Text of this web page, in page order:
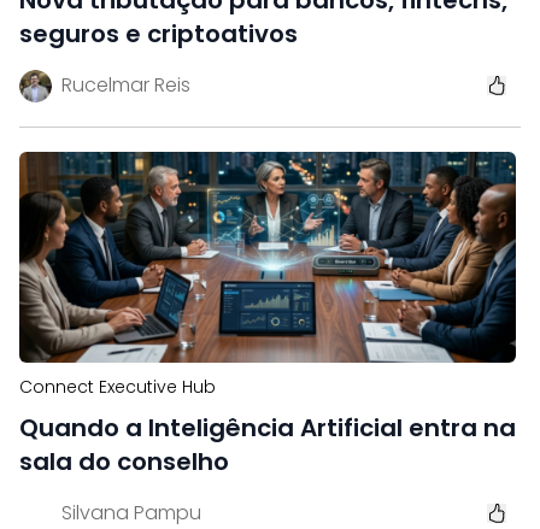
seguros e criptoativos
Rucelmar Reis
Connect Executive Hub
Quando a Inteligência Artificial entra na
sala do conselho
Silvana Pampu